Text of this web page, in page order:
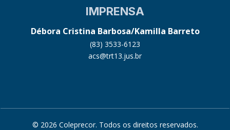
IMPRENSA
Débora Cristina Barbosa/Kamilla Barreto
(83) 3533-6123
acs@trt13.jus.br
© 2026 Coleprecor. Todos os direitos reservados.